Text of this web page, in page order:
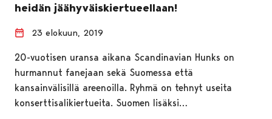
heidän jäähyväiskiertueellaan!
23 elokuun, 2019
20-vuotisen uransa aikana Scandinavian Hunks on
hurmannut fanejaan sekä Suomessa että
kansainvälisillä areenoilla. Ryhmä on tehnyt useita
konserttisalikiertueita. Suomen lisäksi…